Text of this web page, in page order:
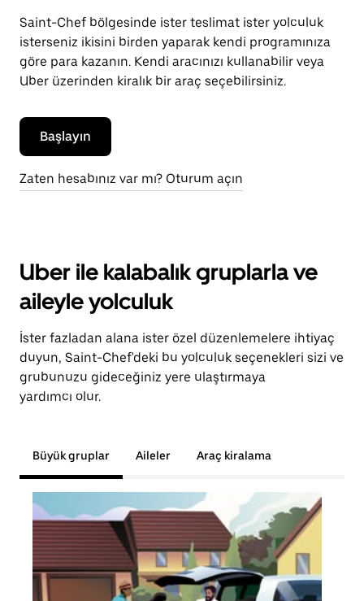
Saint-Chef bölgesinde ister teslimat ister yolculuk
isterseniz ikisini birden yaparak kendi programınıza
göre para kazanın. Kendi aracınızı kullanabilir veya
Uber üzerinden kiralık bir araç seçebilirsiniz.
Başlayın
Zaten hesabınız var mı? Oturum açın
Uber ile kalabalık gruplarla ve
aileyle yolculuk
İster fazladan alana ister özel düzenlemelere ihtiyaç
duyun, Saint-Chef'deki bu yolculuk seçenekleri sizi ve
grubunuzu gideceğiniz yere ulaştırmaya
yardımcı olur.
Büyük gruplar Aileler Araç kiralama